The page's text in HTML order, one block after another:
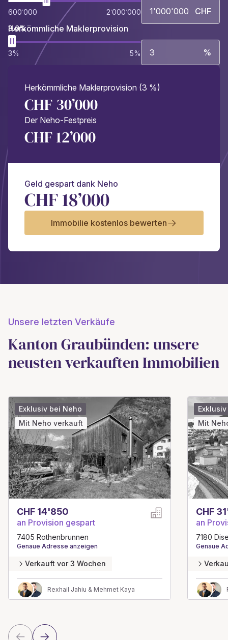
600’000 2’000’000
CHF
Herkömmliche Maklerprovision
3.0%
3% 5% %
Herkömmliche Maklerprovision (3 %)
CHF 30’000
Der Neho-Festpreis
CHF 12’000
Geld gespart dank Neho
CHF 18’000
Immobilie kostenlos bewerten
Unsere letzten Verkäufe
Kanton Graubünden: unsere
neusten verkauften Immobilien
CHF 14'850
an Provision gespart
7405 Rothenbrunnen
Genaue Adresse anzeigen
Verkauft vor 3 Wochen
Rexhail Jahiu & Mehmet Kaya
Exklusiv bei Neho
Mit Neho verkauft
CHF
an
7180
Genaue
Mit